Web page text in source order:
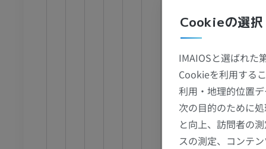
島
外套
前脳基底部
線条体
終脳白質
側脳室
Cookieの選択
IMAIOSと選ばれた
Cookieを利用する
利用・地理的位置
次の目的のために
と向上、訪問者の
スの測定、コンテ